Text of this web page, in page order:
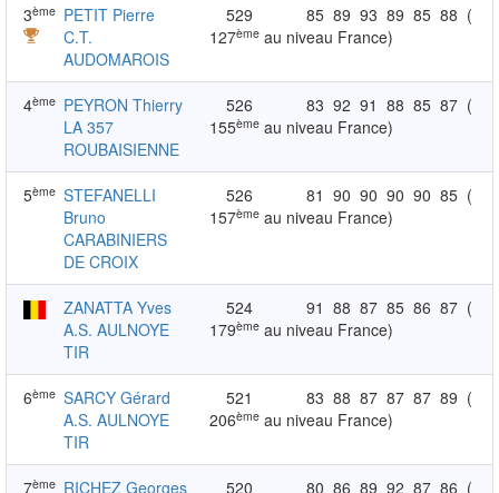
3ème PETIT Pierre
C.T.
AUDOMAROIS
529 85 89 93 89 85 88 (
127èmeau niveau France)
4ème PEYRON Thierry
LA 357
ROUBAISIENNE
526 83 92 91 88 85 87 (
155èmeau niveau France)
5ème STEFANELLI
Bruno
CARABINIERS
DE CROIX
526 81 90 90 90 90 85 (
157èmeau niveau France)
ZANATTA Yves
A.S. AULNOYE
TIR
524 91 88 87 85 86 87 (
179èmeau niveau France)
6ème SARCY Gérard
A.S. AULNOYE
TIR
521 83 88 87 87 87 89 (
206èmeau niveau France)
7ème RICHEZ Georges
520 80 86 89 92 87 86 (